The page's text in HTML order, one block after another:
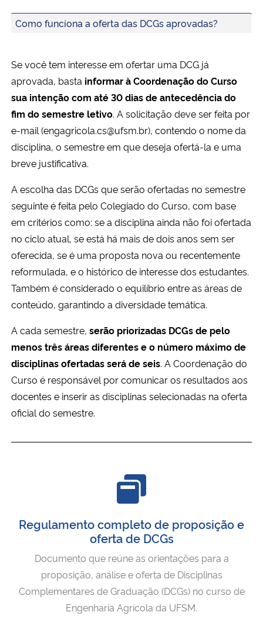
Como funciona a oferta das DCGs aprovadas?
Se você tem interesse em ofertar uma DCG já
aprovada, basta informar à Coordenação do Curso
sua intenção com até 30 dias de antecedência do
fim do semestre letivo. A solicitação deve ser feita por
e-mail (engagricola.cs@ufsm.br), contendo o nome da
disciplina, o semestre em que deseja ofertá-la e uma
breve justificativa.
A escolha das DCGs que serão ofertadas no semestre
seguinte é feita pelo Colegiado do Curso, com base
em critérios como: se a disciplina ainda não foi ofertada
no ciclo atual, se está há mais de dois anos sem ser
oferecida, se é uma proposta nova ou recentemente
reformulada, e o histórico de interesse dos estudantes.
Também é considerado o equilíbrio entre as áreas de
conteúdo, garantindo a diversidade temática.
A cada semestre, serão priorizadas DCGs de pelo
menos três áreas diferentes e o número máximo de
disciplinas ofertadas será de seis. A Coordenação do
Curso é responsável por comunicar os resultados aos
docentes e inserir as disciplinas selecionadas na oferta
oficial do semestre.
Regulamento completo de proposição e
oferta de DCGs
Documento que reúne as orientações para a
proposição, análise e oferta de Disciplinas
Complementares de Graduação (DCGs) no curso de
Engenharia Agrícola da UFSM.